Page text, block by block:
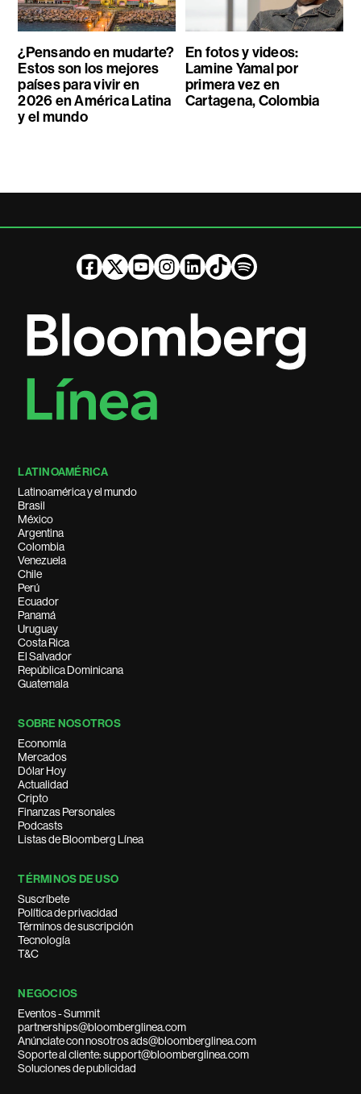
¿Pensando en mudarte?
Estos son los mejores
países para vivir en
2026 en América Latina
y el mundo
En fotos y videos:
Lamine Yamal por
primera vez en
Cartagena, Colombia
LATINOAMÉRICA
Latinoamérica y el mundo
Brasil
México
Argentina
Colombia
Venezuela
Chile
Perú
Ecuador
Panamá
Uruguay
Costa Rica
El Salvador
República Dominicana
Guatemala
SOBRE NOSOTROS
Economía
Mercados
Dólar Hoy
Actualidad
Cripto
Finanzas Personales
Podcasts
Listas de Bloomberg Línea
TÉRMINOS DE USO
Suscríbete
Política de privacidad
Términos de suscripción
Tecnología
T&C
NEGOCIOS
Eventos - Summit
partnerships@bloomberglinea.com
Anúnciate con nosotros ads@bloomberglinea.com
Soporte al cliente: support@bloomberglinea.com
Soluciones de publicidad